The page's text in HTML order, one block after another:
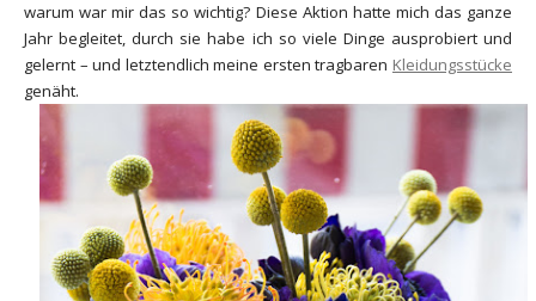
warum war mir das so wichtig? Diese Aktion hatte mich das ganze
Jahr begleitet, durch sie habe ich so viele Dinge ausprobiert und
gelernt – und letztendlich meine ersten tragbaren Kleidungsstücke
genäht.